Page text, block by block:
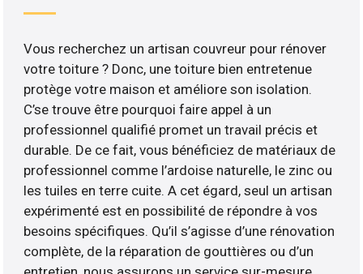
Vous recherchez un artisan couvreur pour rénover
votre toiture ? Donc, une toiture bien entretenue
protège votre maison et améliore son isolation.
C’se trouve être pourquoi faire appel à un
professionnel qualifié promet un travail précis et
durable. De ce fait, vous bénéficiez de matériaux de
professionnel comme l’ardoise naturelle, le zinc ou
les tuiles en terre cuite. A cet égard, seul un artisan
expérimenté est en possibilité de répondre à vos
besoins spécifiques. Qu’il s’agisse d’une rénovation
complète, de la réparation de gouttières ou d’un